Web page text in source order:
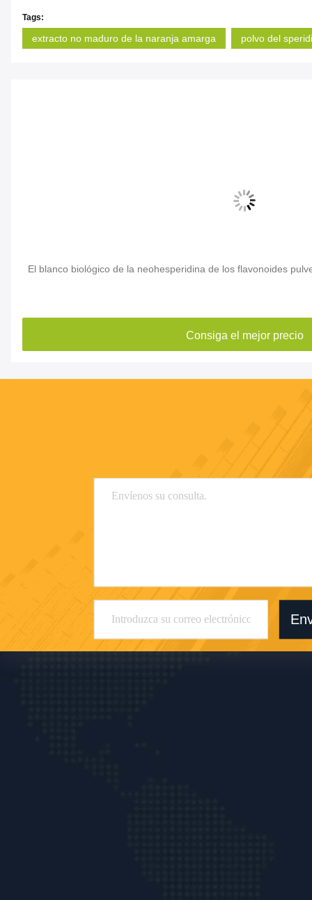
Tags:
extracto no maduro de la naranja amarga polvo del
El blanco biológico de la neohesperidina de los flavonoides
Consiga el mejor precio